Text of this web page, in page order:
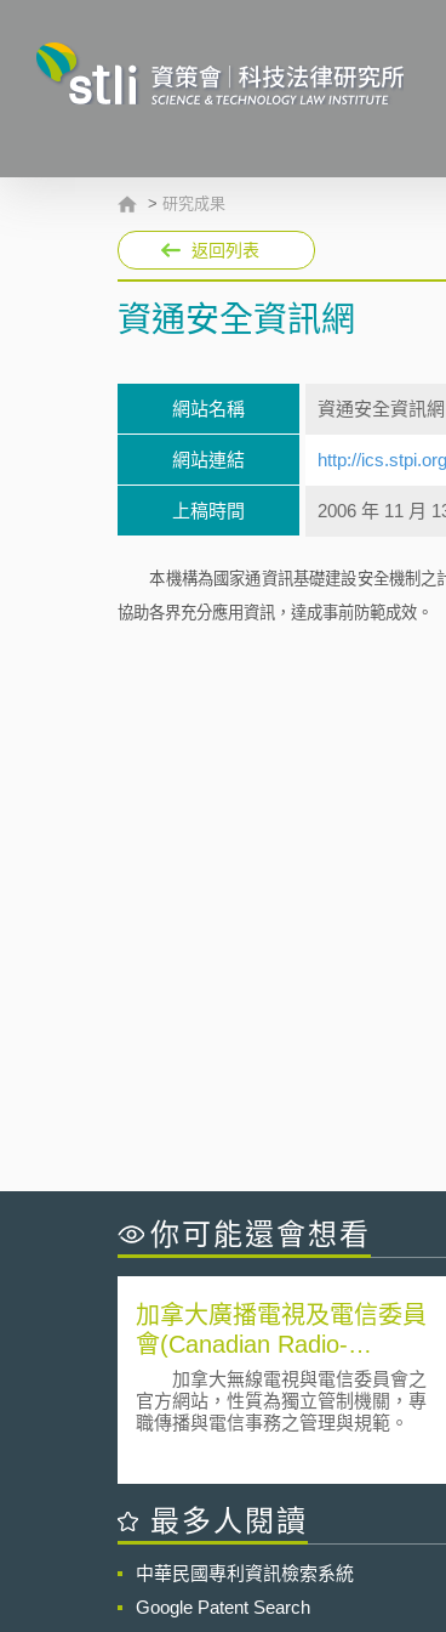
> 研究成果
返回列表
資通安全資訊網
網站名稱 資通安全資訊網
網站連結 http://
上稿時間 2006 年 11 月
本機構為國家通資訊基礎建設安全機制之計
協助各界充分應用資訊，達成事前防範成效。
你可能還會想看
加拿大廣播電視及電信委員
會(Canadian Radio-
television and
Telecommunications
Commission)
加拿大無線電視與電信委員會之
官方網站，性質為獨立管制機關，專
職傳播與電信事務之管理與規範。
最多人閱讀
中華民國專利資訊檢索系統
Google Patent Search